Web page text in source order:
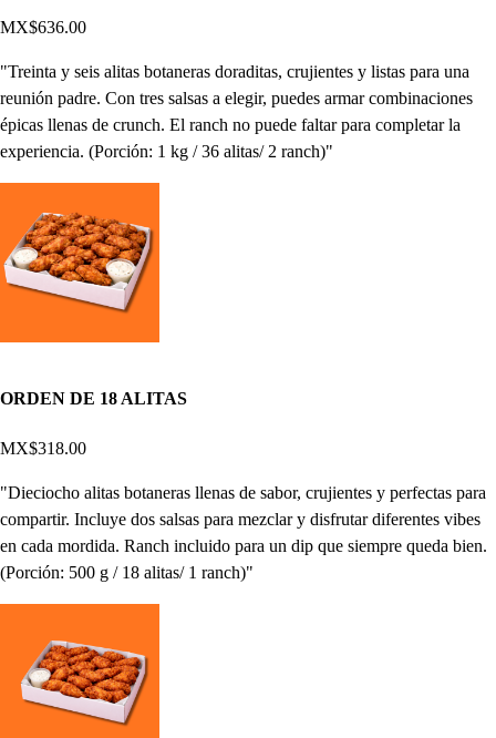
MX$636.00
"Treinta y seis alitas botaneras doraditas, crujientes y listas para una
reunión padre. Con tres salsas a elegir, puedes armar combinaciones
épicas llenas de crunch. El ranch no puede faltar para completar la
experiencia. (Porción: 1 kg / 36 alitas/ 2 ranch)"
ORDEN DE 18 ALITAS
MX$318.00
"Dieciocho alitas botaneras llenas de sabor, crujientes y perfectas para
compartir. Incluye dos salsas para mezclar y disfrutar diferentes vibes
en cada mordida. Ranch incluido para un dip que siempre queda bien.
(Porción: 500 g / 18 alitas/ 1 ranch)"